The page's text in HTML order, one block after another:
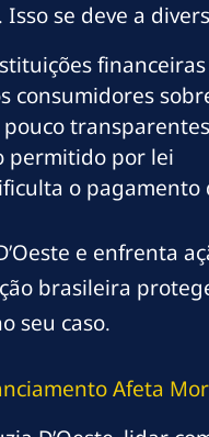
se deve a
financeiras
consumidores
transparentes
permitido por lei
o pagamento
e enfrenta
brasileira
seu caso.
Afeta